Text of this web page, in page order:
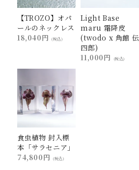
【TROZO】オパ
ールのネックレス
18,040円
(税込)
Light Base
maru 霜降皮
(twodo x 角館 伝
四郎)
11,000円
(税込)
食虫植物 封入標
本「サラセニア」
74,800円
(税込)